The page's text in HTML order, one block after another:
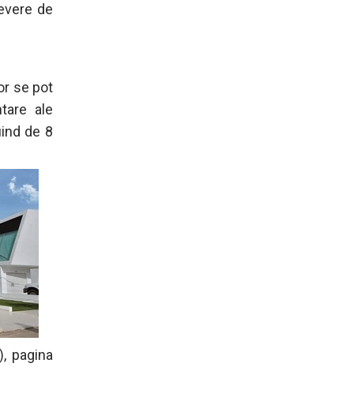
de
se pot
ale
de 8
pagina